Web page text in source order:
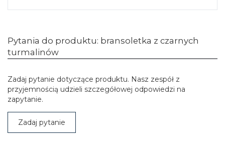
Pytania do produktu: bransoletka z czarnych
turmalinów
Zadaj pytanie dotyczące produktu. Nasz zespół z
przyjemnością udzieli szczegółowej odpowiedzi na
zapytanie.
Zadaj pytanie